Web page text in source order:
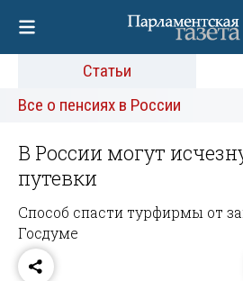
Статьи
Все о пенсиях в России
В России могут
путевки
Способ спасти турфирмы от
Госдуме